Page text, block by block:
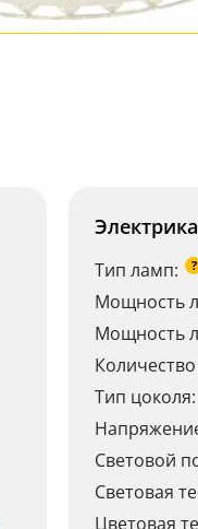
Электрика
Тип ламп: ?
Мощность
Мощность
Тип цоколя:
Световой
Световая
Цветовая